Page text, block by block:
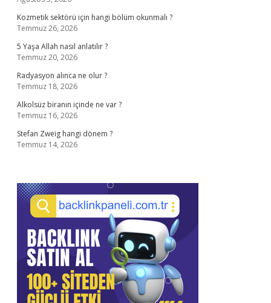
Kozmetik sektörü için hangi bölüm okunmalı ?
Temmuz 26, 2026
5 Yaşa Allah nasıl anlatılır ?
Temmuz 20, 2026
Radyasyon alınca ne olur ?
Temmuz 18, 2026
Alkolsüz biranın içinde ne var ?
Temmuz 16, 2026
Stefan Zweig hangi dönem ?
Temmuz 14, 2026